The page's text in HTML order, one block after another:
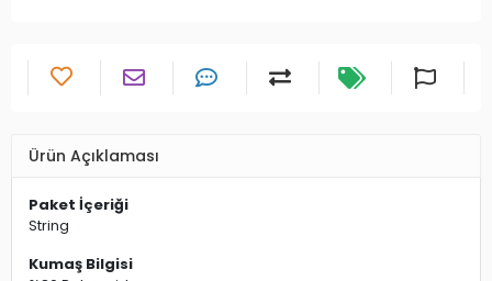
Ürün Açıklaması
Paket İçeriği
String
Kumaş Bilgisi